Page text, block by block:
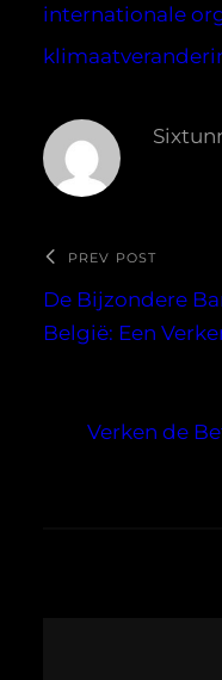
internationale
PREV POST
De Bijzondere
België: Een
Verken de